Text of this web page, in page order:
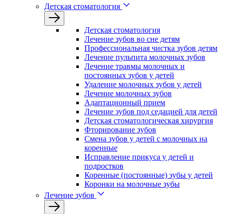
Детская стоматология
Детская стоматология
Лечение зубов во сне детям
Профессиональная чистка зубов детям
Лечение пульпита молочных зубов
Лечение травмы молочных и
постоянных зубов у детей
Удаление молочных зубов у детей
Лечение молочных зубов
Адаптационный прием
Лечение зубов под седацией для детей
Детская стоматологическая хирургия
Фторирование зубов
Смена зубов у детей с молочных на
коренные
Исправление прикуса у детей и
подростков
Коренные (постоянные) зубы у детей
Коронки на молочные зубы
Лечение зубов